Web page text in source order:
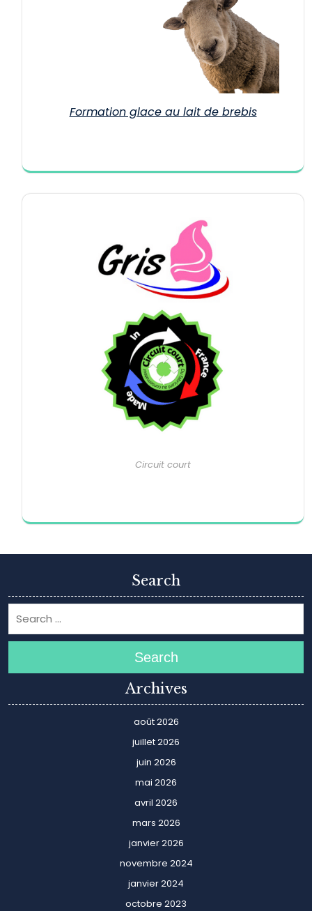
Formation glace au lait de brebis
Circuit court
Search
Search
Archives
août 2026
juillet 2026
juin 2026
mai 2026
avril 2026
mars 2026
janvier 2026
novembre 2024
janvier 2024
octobre 2023